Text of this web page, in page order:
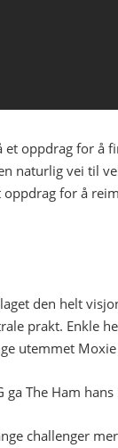
et oppdrag for
naturlig vei til
for å
den helt
prakt. Enkle
utemmet
ga The Ham hans
challenger